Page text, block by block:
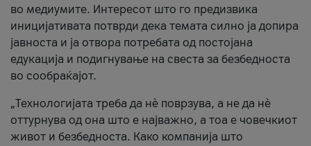
во медиумите. Интересот што го предизвика
иницијативата потврди дека темата силно ја допира
јавноста и ја отвора потребата од постојана
едукација и подигнување на свеста за безбедноста
во сообраќајот.
„Технологијата треба да нè поврзува, а не да нè
оттурнува од она што е најважно, а тоа е човечкиот
живот и безбедноста. Како компанија што